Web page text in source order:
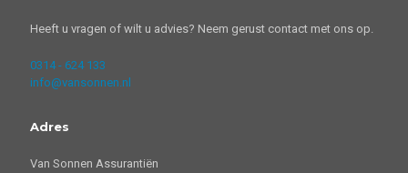
Heeft u vragen of wilt u advies? Neem gerust contact met ons op.
0314 - 624 133
info@vansonnen.nl
Adres
Van Sonnen Assurantiën